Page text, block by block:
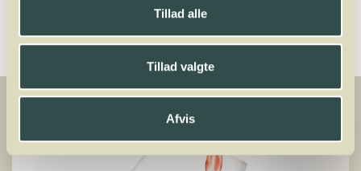
Tillad alle
Tillad valgte
Afvis